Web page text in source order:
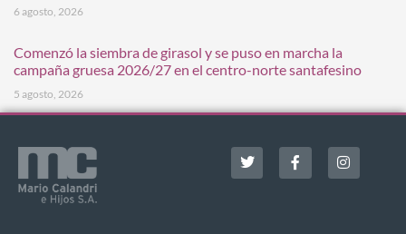
6 agosto, 2026
Comenzó la siembra de girasol y se puso en marcha la
campaña gruesa 2026/27 en el centro-norte santafesino
5 agosto, 2026